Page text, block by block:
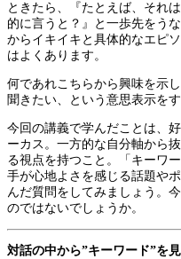
ときたら、『たとえば、それ
的に言うと？』と一歩先をう
からイキイキと具体的なエピ
はよくあります。
何であれこちらから興味を示
聞きたい、という意思表示を
今回の講義で学んだことは、
ーカス。一方的な自分軸から
る視点を持つこと。「キーワ
手が心地よさを感じる話題や
んだ質問をしてみましょう。
のではないでしょうか。
対話の中から”キーワード”を